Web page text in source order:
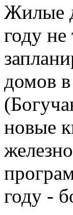
Жилые
году
домов
новые
году -